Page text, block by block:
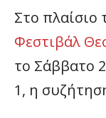
Στο πλαίσιο
Φεστιβάλ
το Σάββατο
1, η